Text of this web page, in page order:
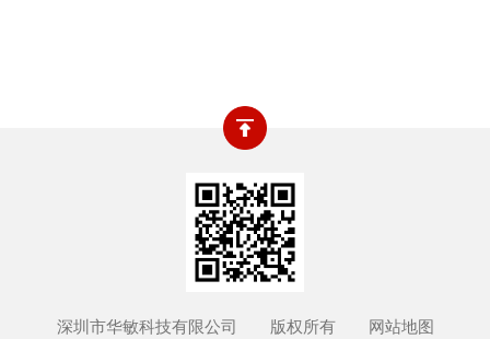
深圳市华敏科技有限公司 版权所有 网站地图